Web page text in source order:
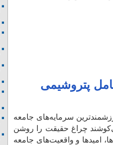
پتروشیمی
سرمایه‌های جامعه
چراغ حقیقت را روشن
امیدها و واقعیت‌های جامعه